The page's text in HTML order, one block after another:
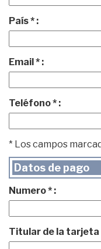
País * :
Email * :
Teléfono * :
* Los campos
Datos de pago
Numero * :
Titular de la tarjeta